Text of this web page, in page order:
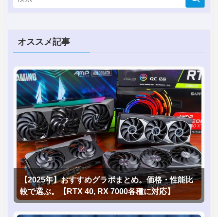
オススメ記事
【2025年】おすすめグラボまとめ。価格・性能比
較で選ぶ。【RTX 40, RX 7000各種に対応】